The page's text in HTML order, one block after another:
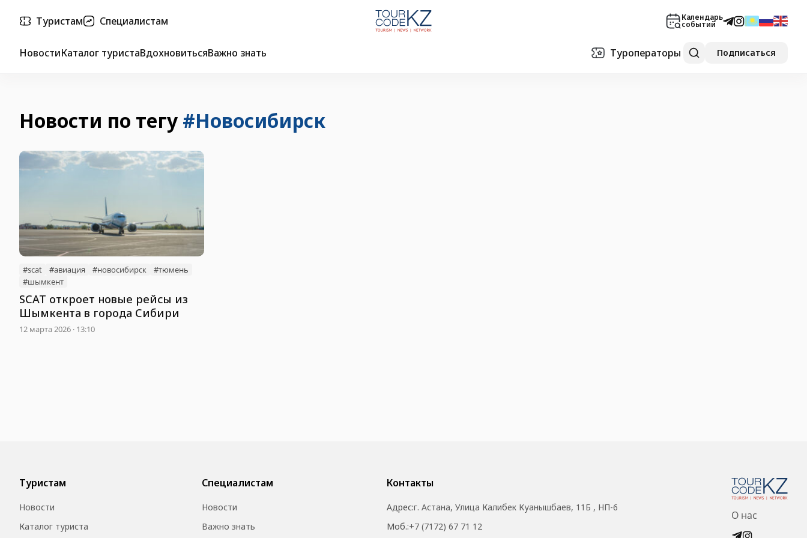
Туристам Специалистам Календарь
событий
НовостиКаталог туристаВдохновитьсяВажно знать Туроператоры Подписаться
Новости по тегу #Новосибирск
#scat #авиация #новосибирск
#тюмень
#шымкент
SCAT откроет новые рейсы из
Шымкента в города Сибири
12 марта 2026 · 13:10
Туристам
Новости
Каталог туриста
Специалистам
Новости
Важно знать
Контакты
Адрес:г. Астана, Улица Калибек Куанышбаев, 11Б , НП-6
Моб.:+7 (7172) 67 71 12
О нас